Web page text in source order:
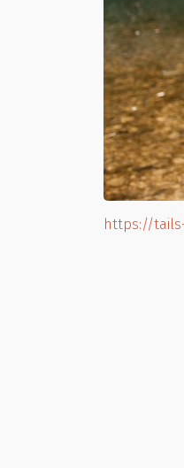
https://